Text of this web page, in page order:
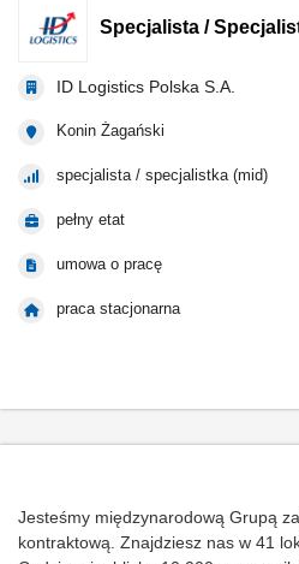
Specjalista /
ID Logistics Polska S.A.
Konin Żagański
specjalista / specjalistka (mid)
pełny etat
umowa o pracę
praca stacjonarna
Jesteśmy międzynarodową Grupą
kontraktową. Znajdziesz nas w 41